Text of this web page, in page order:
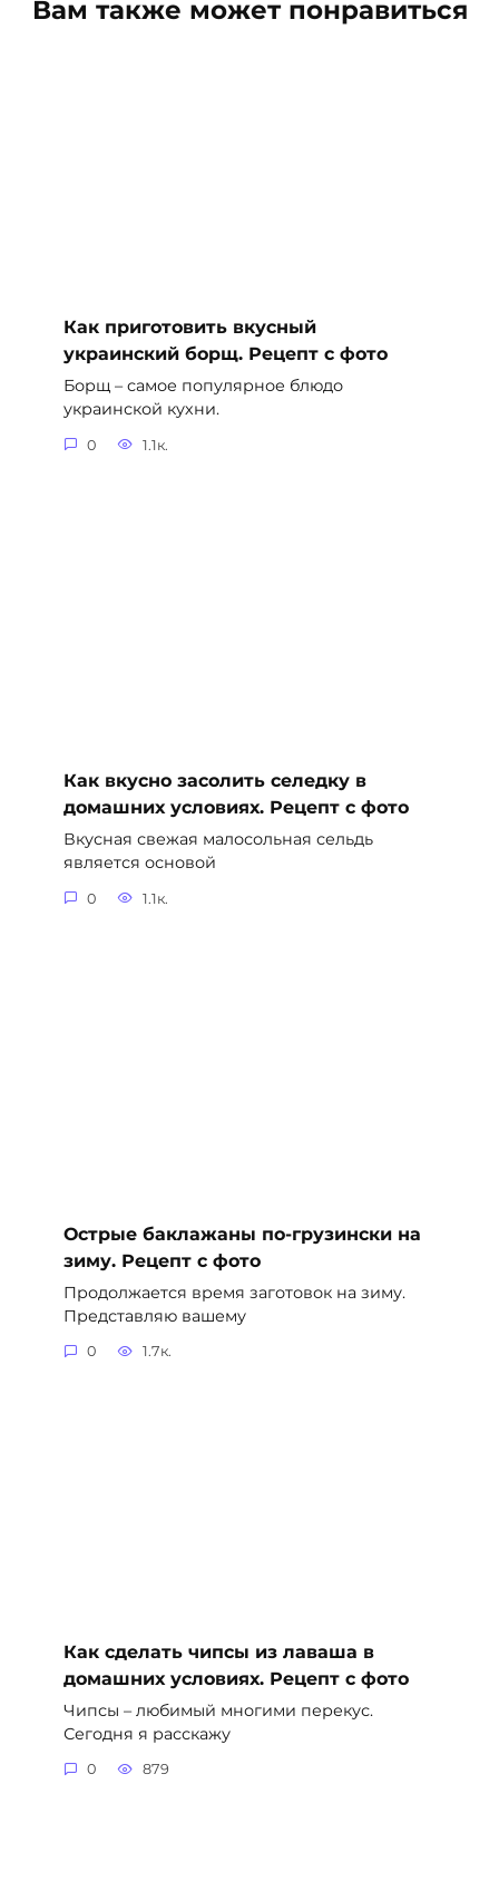
Вам также может понравиться
Как приготовить вкусный
украинский борщ. Рецепт с фото
Борщ – самое популярное блюдо
украинской кухни.
0 1.1к.
Как вкусно засолить селедку в
домашних условиях. Рецепт с фото
Вкусная свежая малосольная сельдь
является основой
0 1.1к.
Острые баклажаны по-грузински на
зиму. Рецепт с фото
Продолжается время заготовок на зиму.
Представляю вашему
0 1.7к.
Как сделать чипсы из лаваша в
домашних условиях. Рецепт с фото
Чипсы – любимый многими перекус.
Сегодня я расскажу
0 879